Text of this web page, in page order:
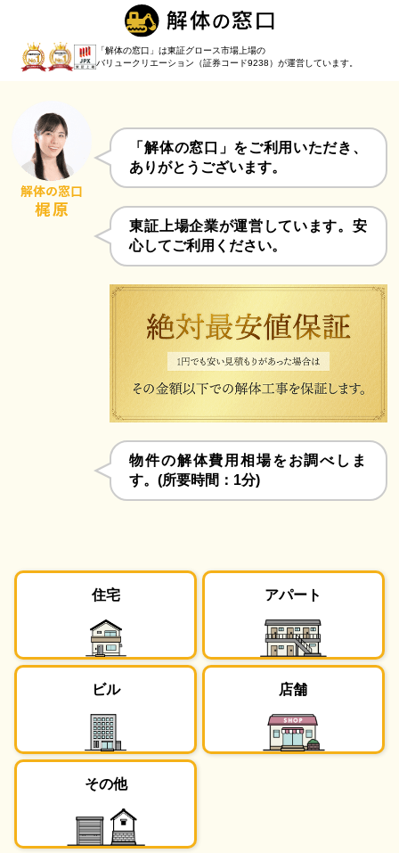
「解体の窓口」は東証グロース市場上場の
バリュークリエーション（証券コード9238）が運営しています。
「解体の窓口」をご利用いただき、
ありがとうございます。
東証上場企業が運営しています。安
心してご利用ください。
物件の解体費用相場をお調べしま
す。(所要時間：1分)
住宅 アパート
ビル 店舗
その他